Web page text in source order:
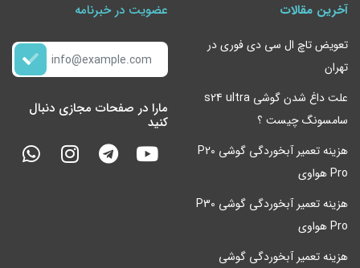
آخرین مقالات
تعویض تاچ ال سی دی فوری در
تهران
علت داغ شدن گوشی s24 ultra
سامسونگ چیست ؟
هزینه تعمیر آبخوردگی گوشی P20
Pro هواوی
هزینه تعمیر آبخوردگی گوشی P30
Pro هواوی
هزینه تعمیر آبخوردگی گوشی
عضویت در خبرنامه
مارا در صفحات مجازی دنبال
کنید